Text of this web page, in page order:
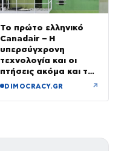
Το πρώτο ελληνικό
Canadair – Η
υπερσύγχρονη
τεχνολογία και οι
πτήσεις ακόμα και τη
νύχτα – βίντεο
DIMOCRACY.GR ↗